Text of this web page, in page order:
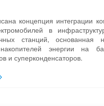
концепция интеграции
в
станций, основанная
энергии на
и суперконденсаторов.